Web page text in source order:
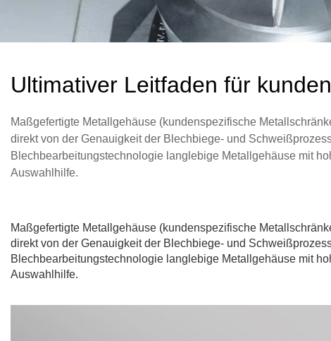
Ultimativer Leitfaden für
Maßgefertigte Metallgehäuse (kundenspezifische
direkt von der Genauigkeit der Blechbiege- und
Blechbearbeitungstechnologie langlebige Metallgehäuse mit
Auswahlhilfe.
Maßgefertigte Metallgehäuse (kundenspezifische
direkt von der Genauigkeit der Blechbiege- und
Blechbearbeitungstechnologie langlebige Metallgehäuse mit
Auswahlhilfe.